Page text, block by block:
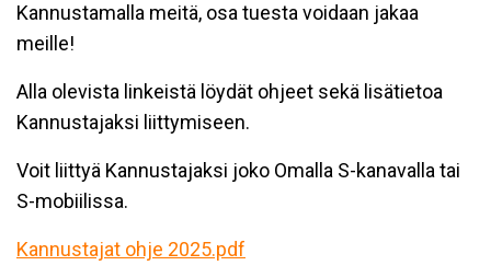
Kannustamalla meitä, osa tuesta voidaan jakaa
meille!
Alla olevista linkeistä löydät ohjeet sekä lisätietoa
Kannustajaksi liittymiseen.
Voit liittyä Kannustajaksi joko Omalla S-kanavalla tai
S-mobiilissa.
Kannustajat ohje 2025.pdf